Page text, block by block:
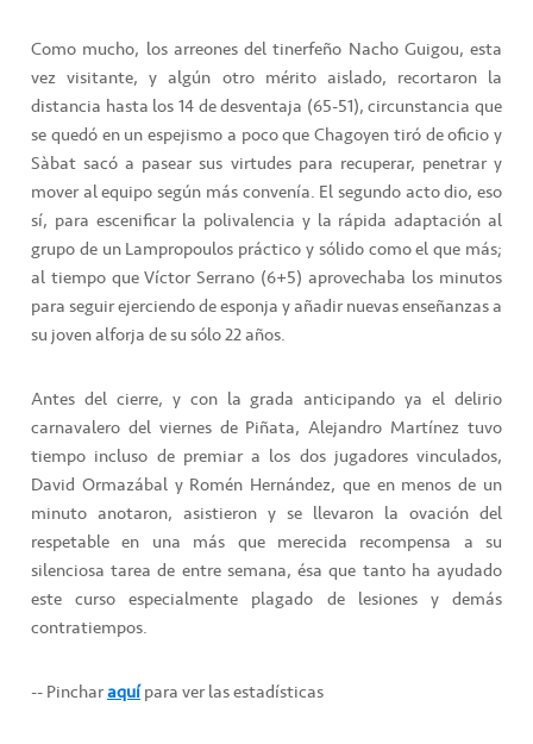
Como mucho, los arreones del tinerfeño Nacho Guigou, esta
vez visitante, y algún otro mérito aislado, recortaron la
distancia hasta los 14 de desventaja (65-51), circunstancia que
se quedó en un espejismo a poco que Chagoyen tiró de oficio y
Sàbat sacó a pasear sus virtudes para recuperar, penetrar y
mover al equipo según más convenía. El segundo acto dio, eso
sí, para escenificar la polivalencia y la rápida adaptación al
grupo de un Lampropoulos práctico y sólido como el que más;
al tiempo que Víctor Serrano (6+5) aprovechaba los minutos
para seguir ejerciendo de esponja y añadir nuevas enseñanzas a
su joven alforja de su sólo 22 años.
Antes del cierre, y con la grada anticipando ya el delirio
carnavalero del viernes de Piñata, Alejandro Martínez tuvo
tiempo incluso de premiar a los dos jugadores vinculados,
David Ormazábal y Romén Hernández, que en menos de un
minuto anotaron, asistieron y se llevaron la ovación del
respetable en una más que merecida recompensa a su
silenciosa tarea de entre semana, ésa que tanto ha ayudado
este curso especialmente plagado de lesiones y demás
contratiempos.
-- Pincharaquípara ver las estadísticas